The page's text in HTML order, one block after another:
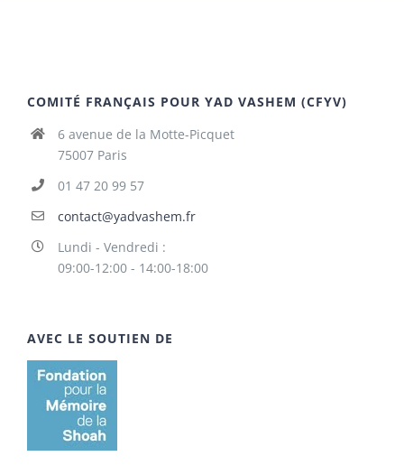
COMITÉ FRANÇAIS POUR YAD VASHEM (CFYV)
6 avenue de la Motte-Picquet
75007 Paris
01 47 20 99 57
contact@yadvashem.fr
Lundi - Vendredi :
09:00-12:00 - 14:00-18:00
AVEC LE SOUTIEN DE